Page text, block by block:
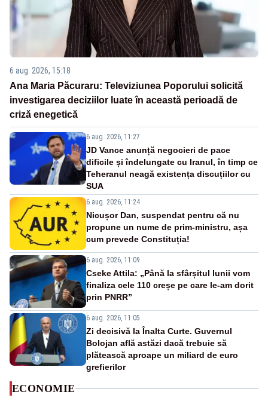
6 aug. 2026, 15:18
Ana Maria Păcuraru: Televiziunea Poporului solicită
investigarea deciziilor luate în această perioadă de
criză enegetică
6 aug. 2026, 11:27
JD Vance anunță negocieri de pace
dificile și îndelungate cu Iranul, în timp ce
Teheranul neagă existența discuțiilor cu
SUA
6 aug. 2026, 11:24
Nicușor Dan, suspendat pentru că nu
propune un nume de prim-ministru, așa
cum prevede Constituția!
6 aug. 2026, 11:09
Cseke Attila: „Până la sfârșitul lunii vom
finaliza cele 110 creșe pe care le-am dorit
prin PNRR”
6 aug. 2026, 11:05
Zi decisivă la Înalta Curte. Guvernul
Bolojan află astăzi dacă trebuie să
plătească aproape un miliard de euro
grefierilor
ECONOMIE